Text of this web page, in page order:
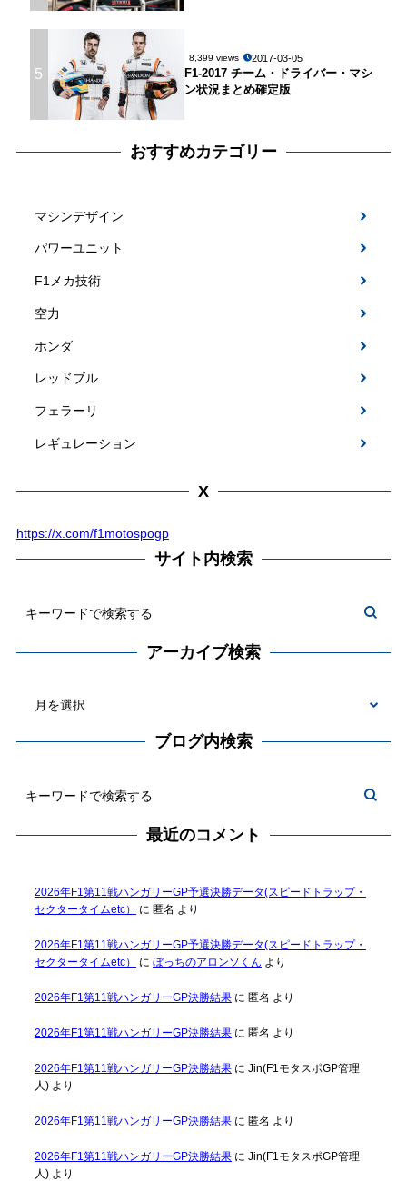
5
8,399 views 2017-03-05
F1-2017 チーム・ドライバー・マシ
ン状況まとめ確定版
おすすめカテゴリー
マシンデザイン
パワーユニット
F1メカ技術
空力
ホンダ
レッドブル
フェラーリ
レギュレーション
X
https://x.com/f1motospogp
サイト内検索
アーカイブ検索
ブログ内検索
最近のコメント
2026年F1第11戦ハンガリーGP予選決勝データ(スピードトラップ・
セクタータイムetc）
に 匿名 より
2026年F1第11戦ハンガリーGP予選決勝データ(スピードトラップ・
セクタータイムetc）
に ぼっちのアロンソくん より
2026年F1第11戦ハンガリーGP決勝結果に 匿名 より
2026年F1第11戦ハンガリーGP決勝結果に 匿名 より
2026年F1第11戦ハンガリーGP決勝結果に Jin(F1モタスポGP管理
人)より
2026年F1第11戦ハンガリーGP決勝結果に 匿名 より
2026年F1第11戦ハンガリーGP決勝結果に Jin(F1モタスポGP管理
人)より